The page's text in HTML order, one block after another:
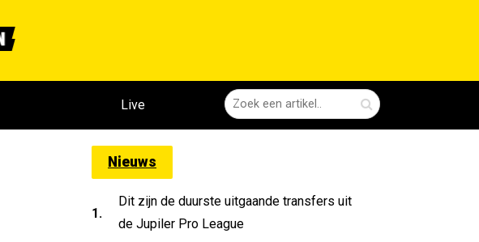
Live
Nieuws
1.
Dit zijn de duurste uitgaande transfers uit
de Jupiler Pro League